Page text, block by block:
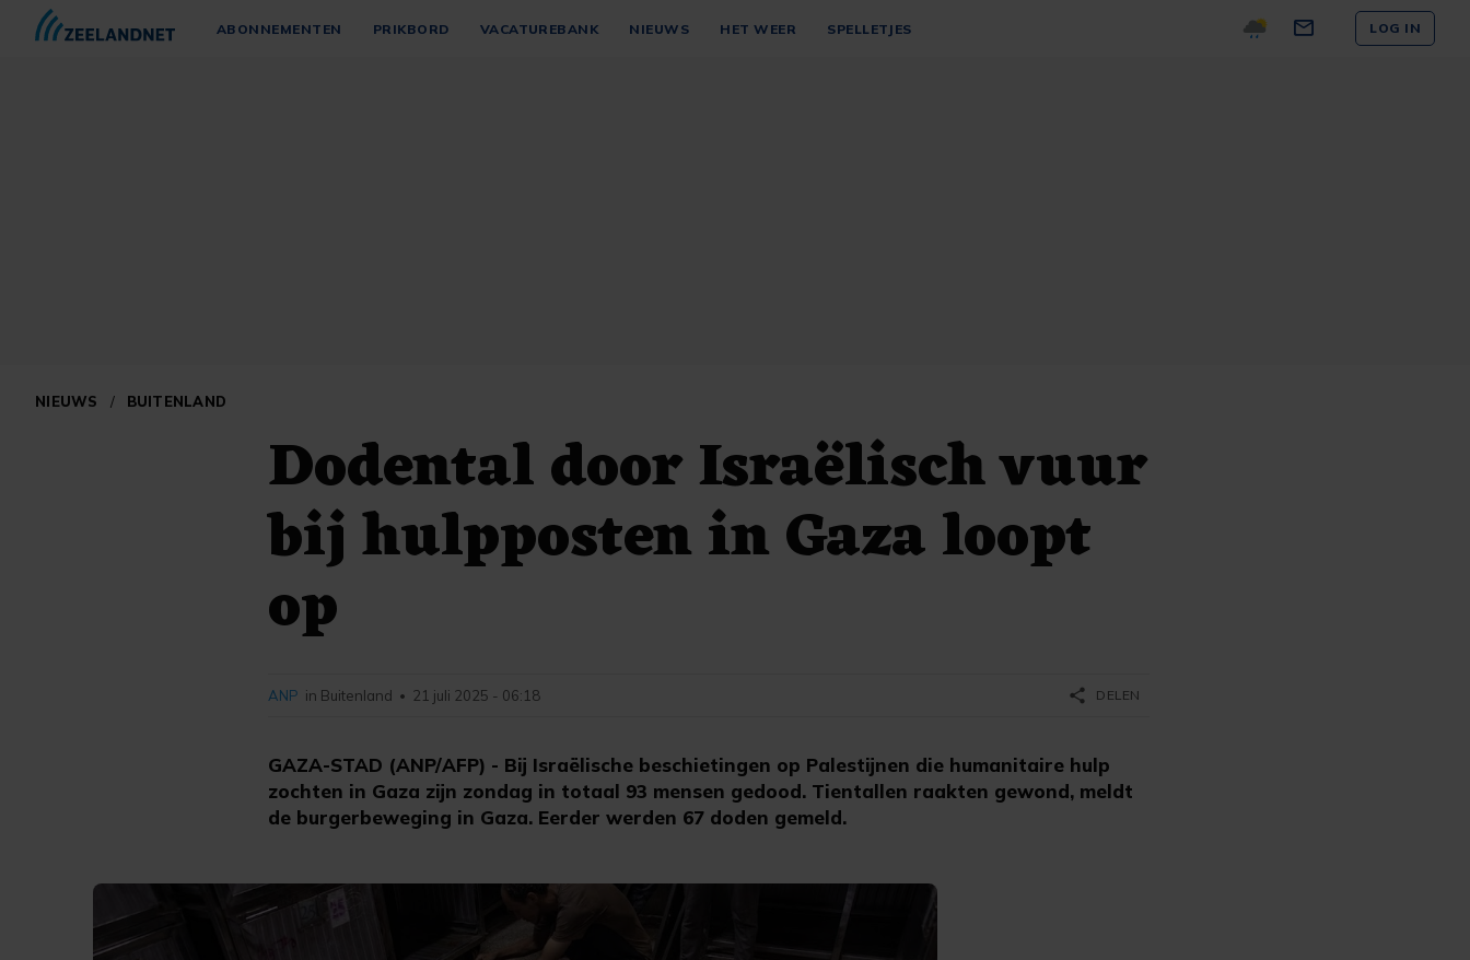
ABONNEMENTEN PRIKBORD VACATUREBANK NIEUWS HET WEER SPELLETJES LOG IN
NIEUWS / BUITENLAND
Dodental door Israëlisch vuur
bij hulpposten in Gaza loopt
op
GAZA-STAD (ANP/AFP) - Bij Israëlische beschietingen op Palestijnen die humanitaire hulp
zochten in Gaza zijn zondag in totaal 93 mensen gedood. Tientallen raakten gewond, meldt
de burgerbeweging in Gaza. Eerder werden 67 doden gemeld.
ANP in Buitenland • 21 juli 2025 - 06:18 share DELEN